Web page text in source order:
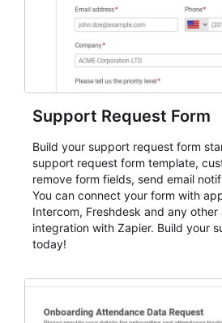
Support Request Form
Build your support request form
support request form template,
remove form fields, send email
You can connect your form with
Intercom, Freshdesk and any
integration with Zapier. Build your
today!